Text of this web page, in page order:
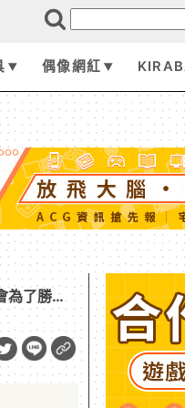
偶像網紅
為了勝利